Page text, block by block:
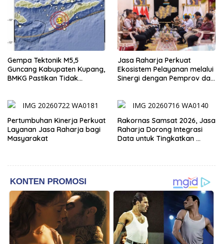
Gempa Tektonik M5,5
Guncang Kabupaten Kupang,
BMKG Pastikan Tidak
Jasa Raharja Perkuat
Ekosistem Pelayanan melalui
Sinergi dengan Pemprov dan
Pertumbuhan Kinerja Perkuat
Layanan Jasa Raharja bagi
Masyarakat
Rakornas Samsat 2026, Jasa
Raharja Dorong Integrasi
Data untuk Tingkatkan